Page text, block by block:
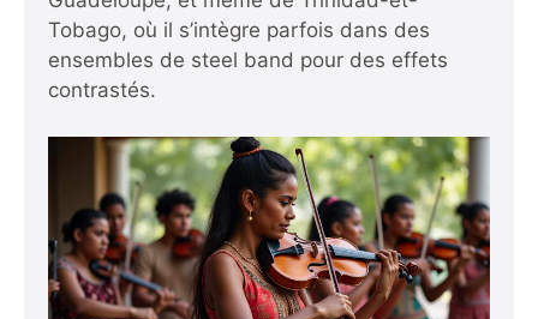
Tobago, où il s’intègre parfois dans des
ensembles de steel band pour des effets
contrastés.